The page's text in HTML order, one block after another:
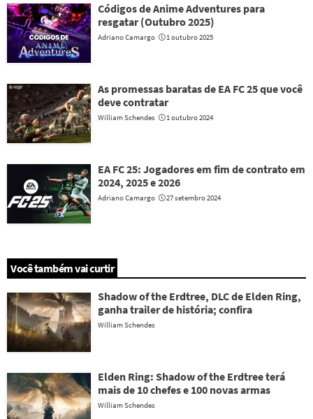
Códigos de Anime Adventures para
resgatar (Outubro 2025)
Adriano Camargo 1 outubro 2025
As promessas baratas de EA FC 25 que você
deve contratar
William Schendes 1 outubro 2024
EA FC 25: Jogadores em fim de contrato em
2024, 2025 e 2026
Adriano Camargo 27 setembro 2024
Você também vai curtir
Shadow of the Erdtree, DLC de Elden Ring,
ganha trailer de história; confira
William Schendes
Elden Ring: Shadow of the Erdtree terá
mais de 10 chefes e 100 novas armas
William Schendes